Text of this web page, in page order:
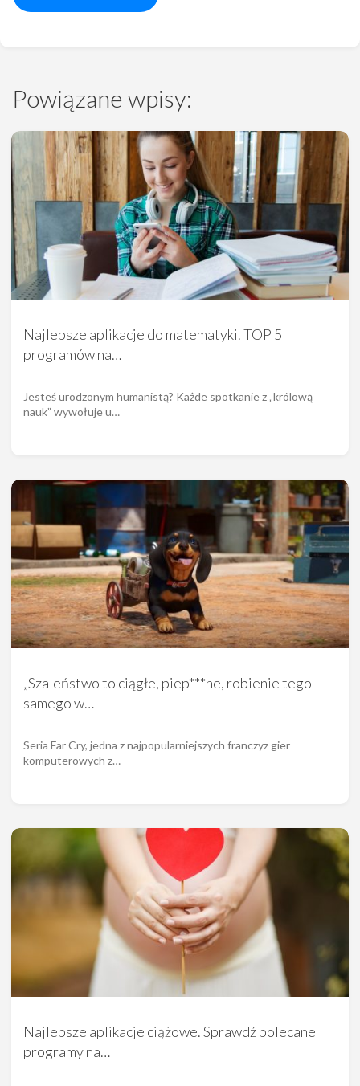
Powiązane wpisy:
Najlepsze aplikacje do matematyki. TOP 5
programów na…
Jesteś urodzonym humanistą? Każde spotkanie z „królową
nauk” wywołuje u…
„Szaleństwo to ciągłe, piep***ne, robienie tego
samego w…
Seria Far Cry, jedna z najpopularniejszych franczyz gier
komputerowych z…
Najlepsze aplikacje ciążowe. Sprawdź polecane
programy na…